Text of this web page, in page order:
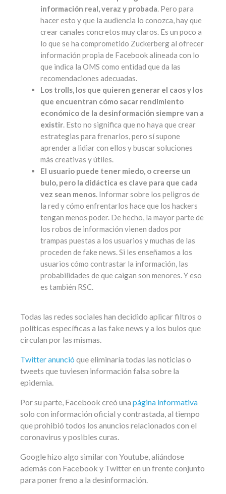
información real, veraz y probada. Pero para
hacer esto y que la audiencia lo conozca, hay que
crear canales concretos muy claros. Es un poco a
lo que se ha comprometido Zuckerberg al ofrecer
información propia de Facebook alineada con lo
que indica la OMS como entidad que da las
recomendaciones adecuadas.
Los trolls, los que quieren generar el caos y los
que encuentran cómo sacar rendimiento
económico de la desinformación siempre van a
existir. Esto no significa que no haya que crear
estrategias para frenarlos, pero sí supone
aprender a lidiar con ellos y buscar soluciones
más creativas y útiles.
El usuario puede tener miedo, o creerse un
bulo, pero la didáctica es clave para que cada
vez sean menos. Informar sobre los peligros de
la red y cómo enfrentarlos hace que los hackers
tengan menos poder. De hecho, la mayor parte de
los robos de información vienen dados por
trampas puestas a los usuarios y muchas de las
proceden de fake news. Si les enseñamos a los
usuarios cómo contrastar la información, las
probabilidades de que caigan son menores. Y eso
es también RSC.
Todas las redes sociales han decidido aplicar filtros o
políticas específicas a las fake news y a los bulos que
circulan por las mismas.
Twitter anunció que eliminaría todas las noticias o
tweets que tuviesen información falsa sobre la
epidemia.
Por su parte, Facebook creó una página informativa
solo con información oficial y contrastada, al tiempo
que prohibió todos los anuncios relacionados con el
coronavirus y posibles curas.
Google hizo algo similar con Youtube, aliándose
además con Facebook y Twitter en un frente conjunto
para poner freno a la desinformación.